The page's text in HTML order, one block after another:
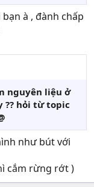
à , đành chấp
nguyên liệu ở
?? hỏi từ topic
như bút với
cắm rừng rớt )